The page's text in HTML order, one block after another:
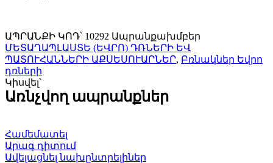
ԱՊՐԱՆՔԻ ԿՈԴ՝ 10292 Ապրանքախմբեր
ՄԵՏԱՂԱՊԼԱՍՏԵ (ԵՎՐՈ) ԴՌՆԵՐԻ ԵՎ
ՊԱՏՈՒՀԱՆՆԵՐԻ ԱՔՍԵՍՈՒԱՐՆԵՐ, Բռնակներ Եվրո
դռների
Կիսվել՝
Առնչվող ապրանքներ
Համեմատել
Արագ դիտում
Ավելացնել նախընտրելիներ